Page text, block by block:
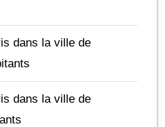
dans la ville de
dans la ville de